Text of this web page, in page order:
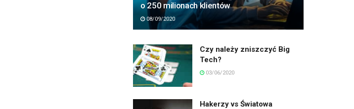
o 250 milionach klientów
08/09/2020
Czy należy zniszczyć Big
Tech?
03/06/2020
Hakerzy vs Światowa